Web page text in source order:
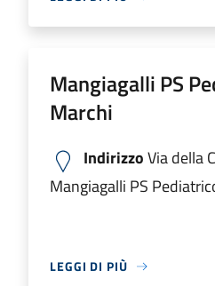
Mangiagalli PS
Marchi
IndirizzoVia della
Mangiagalli PS
LEGGI DI PIÙ